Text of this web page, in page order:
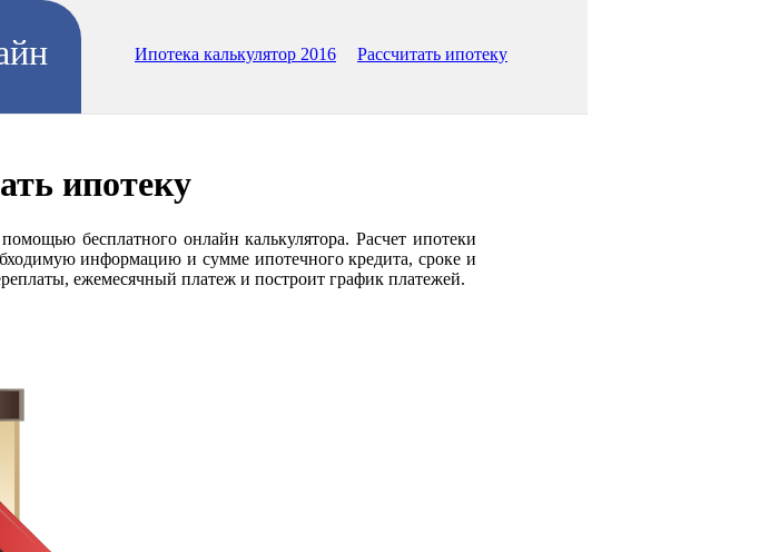
Ипотека калькулятор 2016 Рассчитать ипотеку
ипотеку
бесплатного онлайн калькулятора. Расчет ипотеки
информацию и сумме ипотечного кредита, сроке и
ежемесячный платеж и построит график платежей.